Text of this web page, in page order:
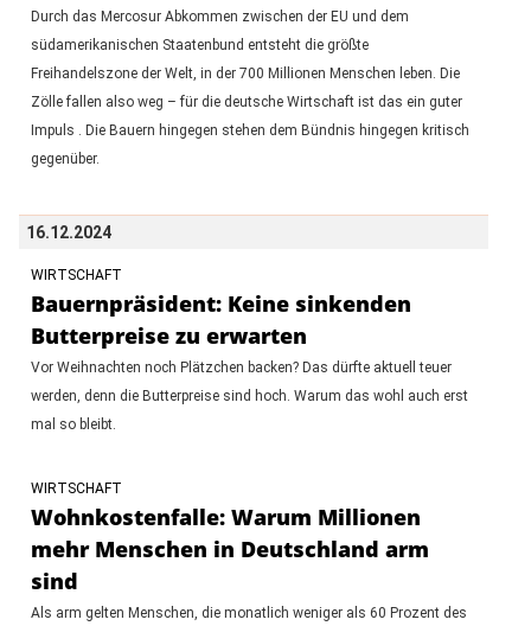
Durch das Mercosur Abkommen zwischen der EU und dem
südamerikanischen Staatenbund entsteht die größte
Freihandelszone der Welt, in der 700 Millionen Menschen leben. Die
Zölle fallen also weg – für die deutsche Wirtschaft ist das ein guter
Impuls . Die Bauern hingegen stehen dem Bündnis hingegen kritisch
gegenüber.
16.12.2024
WIRTSCHAFT
Bauernpräsident: Keine sinkenden
Butterpreise zu erwarten
Vor Weihnachten noch Plätzchen backen? Das dürfte aktuell teuer
werden, denn die Butterpreise sind hoch. Warum das wohl auch erst
mal so bleibt.
WIRTSCHAFT
Wohnkostenfalle: Warum Millionen
mehr Menschen in Deutschland arm
sind
Als arm gelten Menschen, die monatlich weniger als 60 Prozent des